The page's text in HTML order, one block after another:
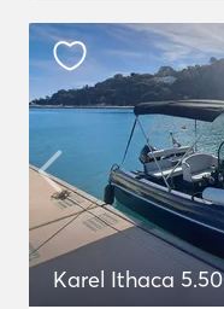
Karel Ithaca 5.50